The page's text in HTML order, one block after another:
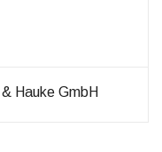
Hauke GmbH